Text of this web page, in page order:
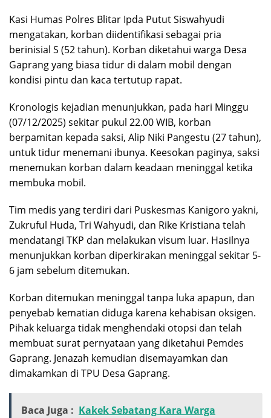
Kasi Humas Polres Blitar Ipda Putut Siswahyudi
mengatakan, korban diidentifikasi sebagai pria
berinisial S (52 tahun). Korban diketahui warga Desa
Gaprang yang biasa tidur di dalam mobil dengan
kondisi pintu dan kaca tertutup rapat.
Kronologis kejadian menunjukkan, pada hari Minggu
(07/12/2025) sekitar pukul 22.00 WIB, korban
berpamitan kepada saksi, Alip Niki Pangestu (27 tahun),
untuk tidur menemani ibunya. Keesokan paginya, saksi
menemukan korban dalam keadaan meninggal ketika
membuka mobil.
Tim medis yang terdiri dari Puskesmas Kanigoro yakni,
Zukruful Huda, Tri Wahyudi, dan Rike Kristiana telah
mendatangi TKP dan melakukan visum luar. Hasilnya
menunjukkan korban diperkirakan meninggal sekitar 5-
6 jam sebelum ditemukan.
Korban ditemukan meninggal tanpa luka apapun, dan
penyebab kematian diduga karena kehabisan oksigen.
Pihak keluarga tidak menghendaki otopsi dan telah
membuat surat pernyataan yang diketahui Pemdes
Gaprang. Jenazah kemudian disemayamkan dan
dimakamkan di TPU Desa Gaprang.
Baca Juga : Kakek Sebatang Kara Warga